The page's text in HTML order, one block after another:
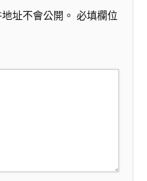
址不會公開。 必填欄位